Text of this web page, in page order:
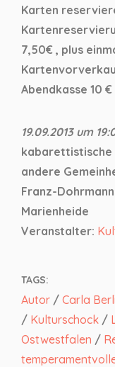
Karten
7,50€ , plus
Abendkasse 10 €
19.09.2013 um
kabarettistische
andere
Franz-
Marienheide
Veranstalter:
TAGS:
Autor / Carla
/ Kulturschock /
Ostwestfalen /